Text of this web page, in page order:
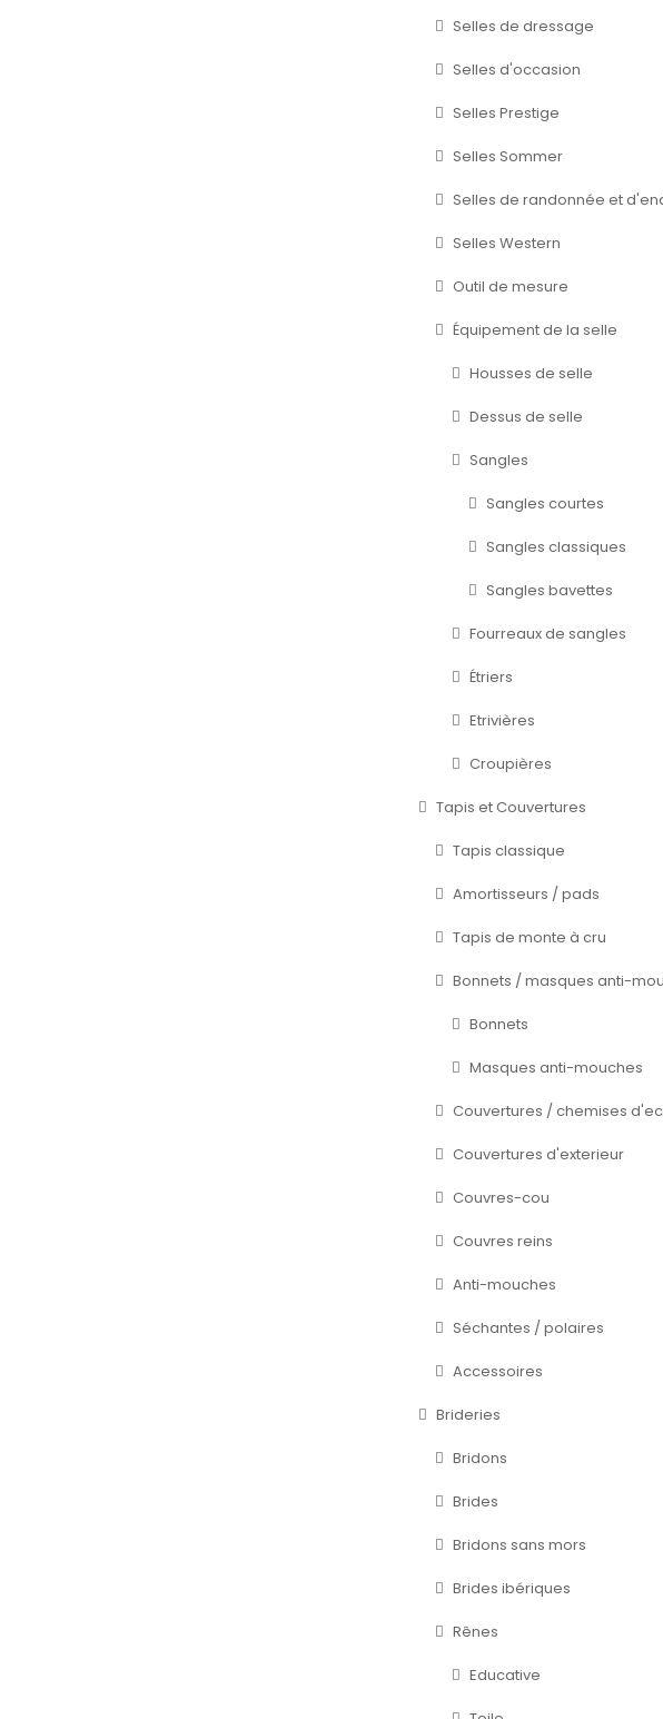
Selles de dressage
Selles d'occasion
Selles Prestige
Selles Sommer
Selles de randonnée et
Selles Western
Outil de mesure
Équipement de la selle
Housses de selle
Dessus de selle
Sangles
Sangles courtes
Sangles classiques
Sangles bavettes
Fourreaux de sangles
Étriers
Etrivières
Croupières
Tapis et Couvertures
Tapis classique
Amortisseurs / pads
Tapis de monte à cru
Bonnets / masques anti-
Bonnets
Masques anti-mouches
Couvertures / chemises
Couvertures d'exterieur
Couvres-cou
Couvres reins
Anti-mouches
Séchantes / polaires
Accessoires
Brideries
Bridons
Brides
Bridons sans mors
Brides ibériques
Rênes
Educative